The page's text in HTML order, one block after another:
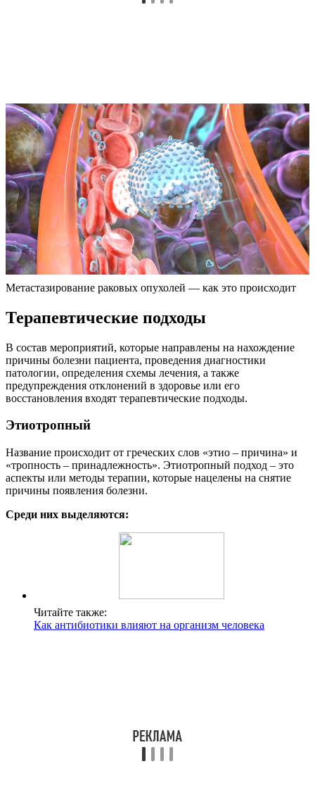
Метастазирование раковых опухолей — как это происходит
Терапевтические подходы
В состав мероприятий, которые направлены на нахождение
причины болезни пациента, проведения диагностики
патологии, определения схемы лечения, а также
предупреждения отклонений в здоровье или его
восстановления входят терапевтические подходы.
Этиотропный
Название происходит от греческих слов «этио – причина» и
«тропность – принадлежность». Этиотропный подход – это
аспекты или методы терапии, которые нацелены на снятие
причины появления болезни.
Среди них выделяются:
Читайте также:
Как антибиотики влияют на организм человека